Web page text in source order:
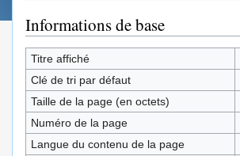
Informations de base
Titre affiché
Clé de tri par défaut
Taille de la page (en octets)
Numéro de la page
Langue du contenu de la page